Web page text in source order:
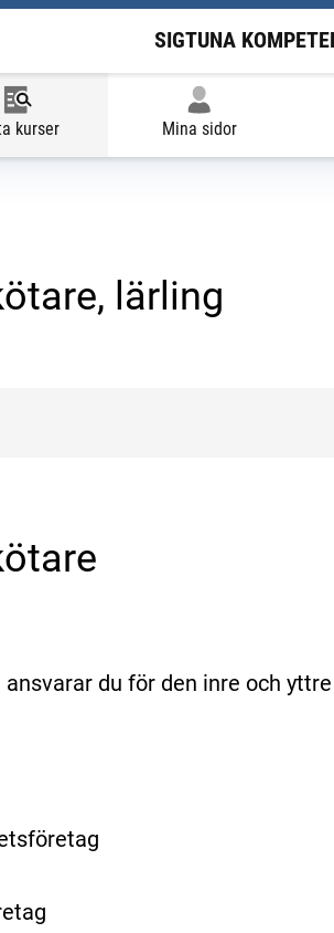
SIGTUNA
kurser Mina sidor
lärling
du för den inre och